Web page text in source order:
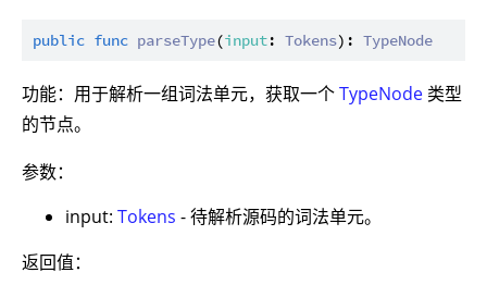
public func parseType(input: Tokens): TypeNode
功能：用于解析一组词法单元，获取一个TypeNode 类型
的节点。
参数：
input: Tokens - 待解析源码的词法单元。
返回值：